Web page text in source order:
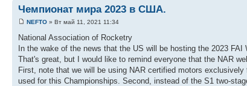
Чемпионат мира 2023 в США.
NEFTO » Вт май 11, 2021 11:34
National Association of Rocketry
In the wake of the news that the US will be hosting the 2023
That's great, but I would like to remind everyone that the NAR
First, note that we will be using NAR certified motors
used for this Championships. Second, instead of the S1 two-